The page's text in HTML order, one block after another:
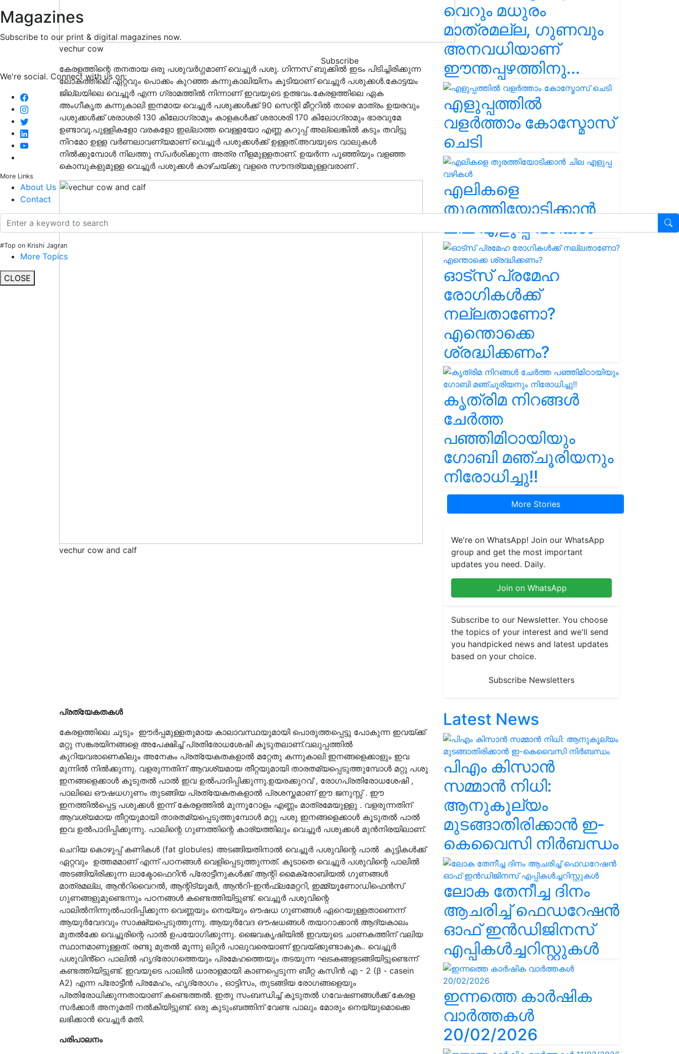
Magazines
Subscribe to our print & digital magazines now.
Subscribe
We're social. Connect with us on:
More Links
About Us
Contact
#Top on Krishi Jagran
More Topics
CLOSE
vechur cow
കേരളത്തിന്റെ തനതായ ഒരു പശുവർഗ്ഗമാണ് വെച്ചൂർ പശു. ഗിന്നസ് ബുക്കിൽ ഇടം പിടിച്ചിരിക്കുന്ന
ലോകത്തിലെ ഏറ്റവും പൊക്കം കുറഞ്ഞ കന്നുകാലിയിനം കൂടിയാണ് വെച്ചൂർ പശുക്കൾ.കോട്ടയം
ജില്ലയിലെ വെച്ചൂര്‍ എന്ന ഗ്രാമത്തില്‍ നിന്നാണ് ഇവയുടെ ഉത്ഭവം.കേരളത്തിലെ ഏക
അംഗീകൃത കന്നുകാലി ഇനമായ വെച്ചൂർ പശുക്കൾക്ക് 90 സെന്റി മീറ്ററിൽ താഴെ മാത്രം ഉയരവും
പശുക്കൾക്ക് ശരാശരി 130 കിലോഗ്രാമും കാളകൾക്ക് ശരാശരി 170 കിലോഗ്രാമും ഭാരവുമേ
ഉണ്ടാവൂ.പുള്ളികളോ വരകളോ ഇല്ലാത്ത വെള്ളയോ എണ്ണ കറുപ്പ് അല്ലെങ്കിൽ കടും തവിട്ടു
നിറമോ ഉള്ള വർണലാവണ്യമാണ്‌ വെച്ചൂർ പശുക്കൾക്ക് ഉള്ളത്.അവയുടെ വാലുകൾ
നിൽക്കുമ്പോൾ നിലത്തു സ്പർശിക്കുന്ന അത്ര നീളമുള്ളതാണ്. ഉയർന്ന പൂഞ്ഞിയും വളഞ്ഞ
കൊമ്പുകളുമുള്ള വെച്ചൂർ പശുക്കൾ കാഴ്ചയ്ക്കു വളരെ സൗന്ദര്യമുള്ളവരാണ് .
vechur cow and calf
പ്രത്യേകതകൾ
കേരളത്തിലെ ചൂടും ഈർപ്പമുള്ളതുമായ കാലാവസ്ഥയുമായി പൊരുത്തപ്പെട്ടു പോകുന്ന ഇവയ്ക്ക്
മറ്റു സങ്കരയിനങ്ങളെ അപേക്ഷിച്ച് പ്രതിരോധശേഷി കൂടുതലാണ്.വലുപ്പത്തിൽ
കുറിയവരാണെകിലും അനേകം പ്രത്യേകതകളാൽ മറ്റേതു കന്നുകാലി ഇനങ്ങളെക്കാളും ഇവ
മുന്നിൽ നിൽക്കുന്നു. വളരുന്നതിന് ആവശ്യമായ തീറ്റയുമായി താരതമ്യപ്പെടുത്തുമ്പോൾ മറ്റു പശു
ഇനങ്ങളെക്കാൾ കൂടുതൽ പാൽ ഇവ ഉൽപാദിപ്പിക്കുന്നു.ഉയരക്കുറവ് , രോഗപ്രതിരോധശേഷി ,
പാലിലെ ഔഷധഗുണം തുടങ്ങിയ പ്രത്യേകതകളാൽ പ്രശസ്തമാണ് ഈ ജനുസ്സ് . ഈ
ഇനത്തിൽപ്പെട്ട പശുക്കൾ ഇന്ന് കേരളത്തിൽ മുന്നൂറോളം എണ്ണം മാത്രമേയുള്ളു . വളരുന്നതിന്
ആവശ്യമായ തീറ്റയുമായി താരതമ്യപ്പെടുത്തുമ്പോൾ മറ്റു പശു ഇനങ്ങളെക്കാൾ കൂടുതൽ പാൽ
ഇവ ഉൽപാദിപ്പിക്കുന്നു. പാലിന്റെ ഗുണത്തിന്റെ കാര്യത്തിലും വെച്ചൂർ പശുക്കൾ മുൻനിരയിലാണ്.
ചെറിയ കൊഴുപ്പ് കണികൾ (fat globules) അടങ്ങിയതിനാൽ വെച്ചൂർ പശുവിന്റെ പാൽ കുട്ടികൾക്ക്
ഏറ്റവും ഉത്തമമാണ് എന്ന് പഠനങ്ങൾ വെളിപ്പെടുത്തുന്നത്. കൂടാതെ വെച്ചൂർ പശുവിന്റെ പാലിൽ
അടങ്ങിയിരിക്കുന്ന ലാക്ടോഫെറിൻ പ്രോട്ടീനുകൾക്ക് ആന്റി മൈക്രോബിയൽ ഗുണങ്ങൾ
മാത്രമല്ല, ആൻറിവൈറൽ, ആന്റിട്യൂമർ, ആൻറി-ഇൻഫ്ലമേറ്ററി, ഇമ്മ്യൂണോഡിഫെൻസ്
ഗുണങ്ങളുമുണ്ടെന്നും പഠനങ്ങൾ കണ്ടെത്തിയിട്ടുണ്ട്. വെച്ചൂർ പശുവിന്റെ
പാലിൽനിന്നുൽപാദിപ്പിക്കുന്ന വെണ്ണയും നെയ്യും ഔഷധ ഗുണങ്ങൾ ഏറെയുള്ളതാണെന്ന്
ആയുർവേദവും സാക്ഷ്യപ്പെടുത്തുന്നു. ആയുര്‍വേദ ഔഷധങ്ങള്‍ തയാറാക്കാന്‍ ആദ്യകാലം
മുതല്‍ക്കേ വെച്ചൂരിന്റെ പാല്‍ ഉപയോഗിക്കുന്നു. ജൈവകൃഷിയില്‍ ഇവയുടെ ചാണകത്തിന് വലിയ
സ്ഥാനമാണുള്ളത്. രണ്ടു മുതല്‍ മൂന്നു ലിറ്റര്‍ പാലുവരെയാണ് ഇവയ്ക്കുണ്ടാകുക.. വെച്ചൂർ
പശുവിൻ്റെ പാലിൽ ഹൃദ്രോഗത്തെയും പ്രമേഹത്തെയും തടയുന്ന ഘടകങ്ങളടങ്ങിയിട്ടുണ്ടെന്ന്
കണ്ടത്തിയിട്ടുണ്ട്. ഇവയുടെ പാലിൽ ധാരാളമായി കാണപ്പെടുന്ന ബീറ്റ കസിൻ എ - 2 (β - casein
A2) എന്ന പ്രോട്ടീൻ പ്രമേഹം, ഹൃദ്രോഗം , ഓട്ടിസം, തുടങ്ങിയ രോഗങ്ങളെയും
പ്രതിരോധിക്കുന്നതായാണ് കണ്ടെത്തൽ. ഇതു സംബന്ധിച്ച് കൂടുതൽ ഗവേഷണങ്ങൾക്ക് കേരള
സർക്കാർ അനുമതി നൽകിയിട്ടുണ്ട്. ഒരു കുടുംബത്തിന് വേണ്ട പാലും മോരും നെയ്യുമൊക്കെ
ലഭിക്കാന്‍ വെച്ചൂര്‍ മതി.
പരിപാലനം
വെറും മധുരം
മാത്രമല്ല, ഗുണവും
അനവധിയാണ്
ഈന്തപ്പഴത്തിനു...
എളുപ്പത്തിൽ
വളർത്താം കോസ്മോസ്
ചെടി
എലികളെ
തുരത്തിയോടിക്കാൻ
ചില എളുപ്പ വഴികൾ
ഓട്സ് പ്രമേഹ
രോഗികൾക്ക്
നല്ലതാണോ?
എന്തൊക്കെ
ശ്രദ്ധിക്കണം?
കൃത്രിമ നിറങ്ങൾ
ചേർത്ത
പഞ്ഞിമിഠായിയും
ഗോബി മഞ്ചൂരിയനും
നിരോധിച്ചു!!
More Stories
We're on WhatsApp! Join our WhatsApp
group and get the most important
updates you need. Daily.
Join on WhatsApp
Subscribe to our Newsletter. You choose
the topics of your interest and we'll send
you handpicked news and latest updates
based on your choice.
Subscribe Newsletters
Latest News
പിഎം കിസാൻ
സമ്മാൻ നിധി:
ആനുകൂല്യം
മുടങ്ങാതിരിക്കാൻ ഇ-
കെവൈസി നിർബന്ധം
ലോക തേനീച്ച ദിനം
ആചരിച്ച് ഫെഡറേഷൻ
ഓഫ് ഇൻഡിജിനസ്
എപ്പികൾച്ചറിസ്റ്റുകൾ
ഇന്നത്തെ കാർഷിക
വാർത്തകൾ
20/02/2026